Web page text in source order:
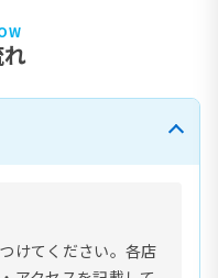
けてください。各店